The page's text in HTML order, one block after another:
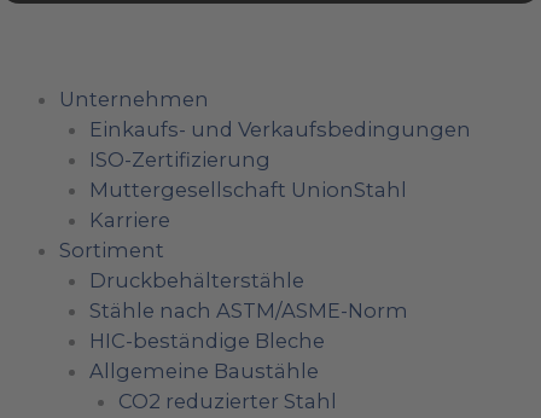
Unternehmen
Einkaufs- und Verkaufsbedingungen
ISO-Zertifizierung
Muttergesellschaft UnionStahl
Karriere
Sortiment
Druckbehälterstähle
Stähle nach ASTM/ASME-Norm
HIC-beständige Bleche
Allgemeine Baustähle
CO2 reduzierter Stahl